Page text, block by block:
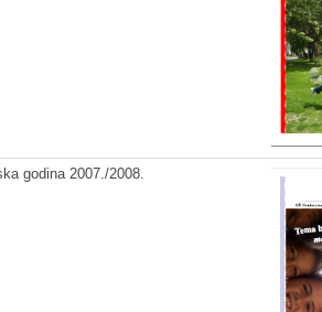
godina 2007./2008.